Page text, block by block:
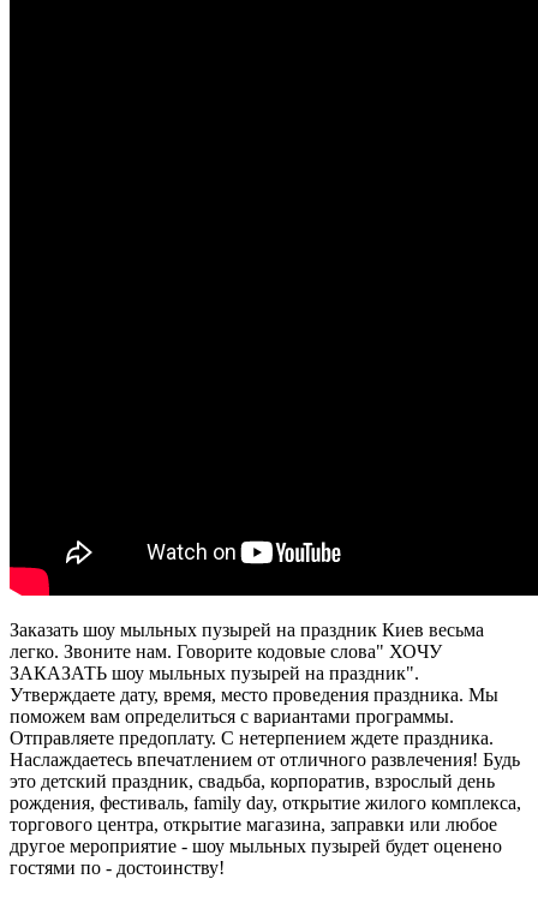
Заказать шоу мыльных пузырей на праздник Киев весьма
легко. Звоните нам. Говорите кодовые слова" ХОЧУ
ЗАКАЗАТЬ шоу мыльных пузырей на праздник".
Утверждаете дату, время, место проведения праздника. Мы
поможем вам определиться с вариантами программы.
Отправляете предоплату. С нетерпением ждете праздника.
Наслаждаетесь впечатлением от отличного развлечения! Будь
это детский праздник, свадьба, корпоратив, взрослый день
рождения, фестиваль, family day, открытие жилого комплекса,
торгового центра, открытие магазина, заправки или любое
другое мероприятие - шоу мыльных пузырей будет оценено
гостями по - достоинству!